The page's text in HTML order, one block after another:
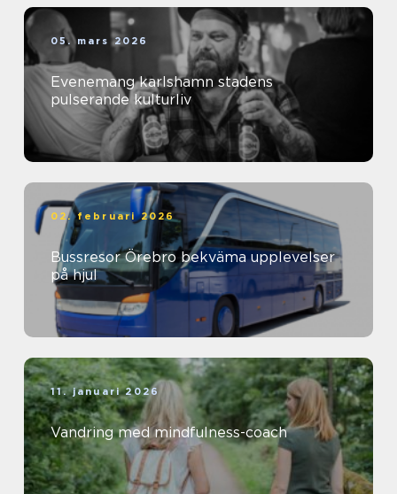
05. mars 2026
Evenemang karlshamn stadens
pulserande kulturliv
02. februari 2026
Bussresor Örebro bekväma upplevelser
på hjul
11. januari 2026
Vandring med mindfulness-coach